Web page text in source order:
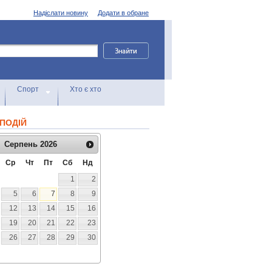
Додати в обране
Надіслати новину
Спорт Хто є хто
Серпень 2026
Ср Чт Пт Сб
Нд
1
2
5 6 7 8
9
12 13 14 15
16
19 20 21 22
23
26 27 28 29
30